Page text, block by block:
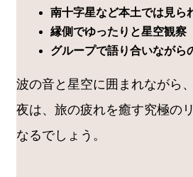
南十字星など本土では見ら
縁側でゆったりと星空観察
グループで語り合いながら
波の音と星空に囲まれながら
夜は、旅の疲れを癒す究極の
なるでしょう。